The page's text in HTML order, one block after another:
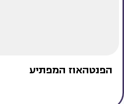
הפנטהאוז המפתיע